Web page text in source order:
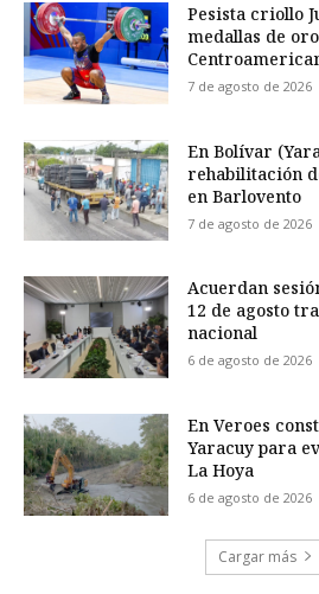
Pesista criollo
medallas de
7 de agosto de 2026
En Bolívar
rehabilitación
en Barlovento
7 de agosto de 2026
Acuerdan
12 de agosto
nacional
6 de agosto de 2026
En Veroes
Yaracuy para
La Hoya
6 de agosto de 2026
Cargar más